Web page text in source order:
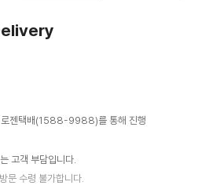
젠택배(1588-9988)를 통해 진행
고객 부담입니다.
문 수령 불가합니다.